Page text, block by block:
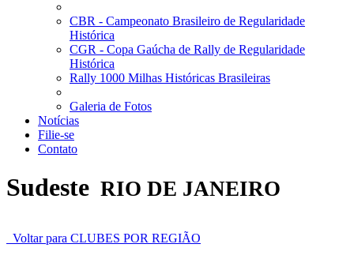
CBR - Campeonato Brasileiro de Regularidade
Histórica
CGR - Copa Gaúcha de Rally de Regularidade
Histórica
Rally 1000 Milhas Históricas Brasileiras
Galeria de Fotos
Notícias
Filie-se
Contato
Sudeste RIO DE JANEIRO
Voltar para CLUBES POR REGIÃO